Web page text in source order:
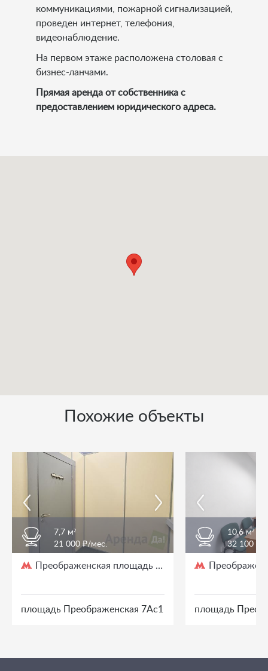
коммуникациями, пожарной сигнализацией,
проведен интернет, телефония,
видеонаблюдение.
На первом этаже расположена столовая с
бизнес-ланчами.
Прямая аренда от собственника с
предоставлением юридического адреса.
Похожие объекты
7,7 м²
21 000 ₽/мес.
Преображенская площадь / 3 мин. пешком
площадь Преображенская 7Ас1
10,6 м²
32 100 ₽/
площадь